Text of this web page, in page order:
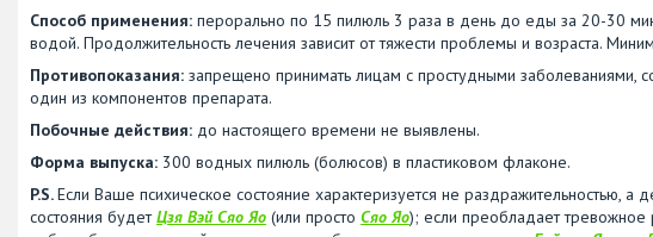
Способ применения: перорально по 15 пилюль 3 раза в день до еды за 20-30
водой. Продолжительность лечения зависит от тяжести проблемы и возраста.
Противопоказания: запрещено принимать лицам с простудными
один из компонентов препарата.
Побочные действия: до настоящего времени не выявлены.
Форма выпуска: 300 водных пилюль (болюсов) в пластиковом флаконе.
P.S.Если Ваше психическое состояние характеризуется не раздражительностью,
состояния будетЦзя Вэй Сяо Яо (или просто Сяо Яо); если преобладает тревожное